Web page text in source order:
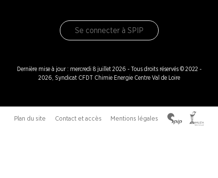
Se connecter à SPIP
Dernière mise à jour : mercredi 8 juillet 2026 - Tous droits réservés © 2022 -
2026, Syndicat CFDT Chimie Energie Centre Val de Loire
Plan du site Contact et accès Mentions légales